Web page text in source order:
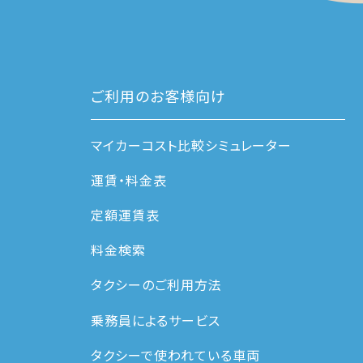
ご利用のお客様向け
マイカーコスト比較シミュレーター
運賃・料⾦表
定額運賃表
料金検索
タクシーのご利用方法
乗務員によるサービス
タクシーで使われている車両